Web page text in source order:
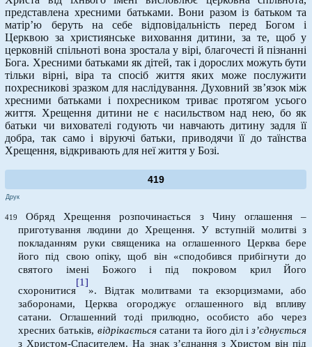
представлена хресними батьками. Вони разом із батьком та
матір’ю беруть на себе відповідальність перед Богом і
Церквою за християнське виховання дитини, за те, щоб у
церковній спільноті вона зростала у вірі, благочесті й пізнанні
Бога. Хресними батьками як дітей, так і дорослих можуть бути
тільки вірні, віра та спосіб життя яких може послужити
похресникові зразком для наслідування. Духовний зв’язок між
хресними батьками і похресником триває протягом усього
життя. Хрещення дитини не є насильством над нею, бо як
батьки чи вихователі годують чи навчають дитину задля її
добра, так само і віруючі батьки, приводячи її до таїнства
Хрещення, відкривають для неї життя у Бозі.
419
Друк
419 Обряд Хрещення розпочинається з Чину оглашення –
приготування людини до Хрещення. У вступній молитві з
покладанням руки священика на оглашенного Церква бере
його під свою опіку, щоб він «сподобився прибігнути до
святого імені Божого і під покровом крил Його
схоронитися
[1]
». Відтак молитвами та екзорцизмами, або
заборонами, Церква огороджує оглашенного від впливу
сатани. Оглашенний тоді прилюдно, особисто або через
хресних батьків, відрікаєтьсясатани та його діл із’єднується
з Христом-Спасителем. На знак з’єднання з Христом він під